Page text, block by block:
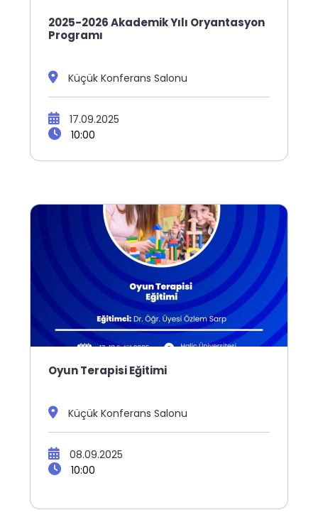
2025-2026 Akademik Yılı Oryantasyon
Programı
Küçük Konferans Salonu
17.09.2025
10:00
Oyun Terapisi Eğitimi
Küçük Konferans Salonu
08.09.2025
10:00